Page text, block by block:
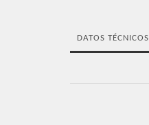
DATOS TÉCNICOS